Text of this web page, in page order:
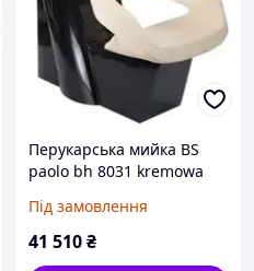
Перукарська мийка BS
paolo bh 8031 kremowa
Під замовлення
41 510₴